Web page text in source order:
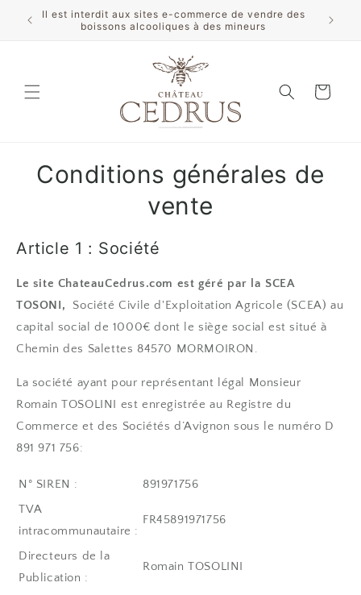
passer
Il est interdit aux sites e-commerce de vendre des
boissons alcooliques à des mineurs
Panier
Conditions générales de
vente
Article 1 : Société
Le site ChateauCedrus.com est géré par la SCEA
TOSONI,
Société Civile d'Exploitation Agricole (SCEA) au
capital social de 1000€ dont le siège social est situé à
Chemin des Salettes 84570 MORMOIRON.
La société ayant pour représentant légal Monsieur
Romain TOSOLINI est enregistrée au Registre du
Commerce et des Sociétés d’Avignon sous le numéro D
891 971 756:
N° SIREN :
891971756
TVA
intracommunautaire :
FR45891971756
Directeurs de la
Publication :
Romain TOSOLINI